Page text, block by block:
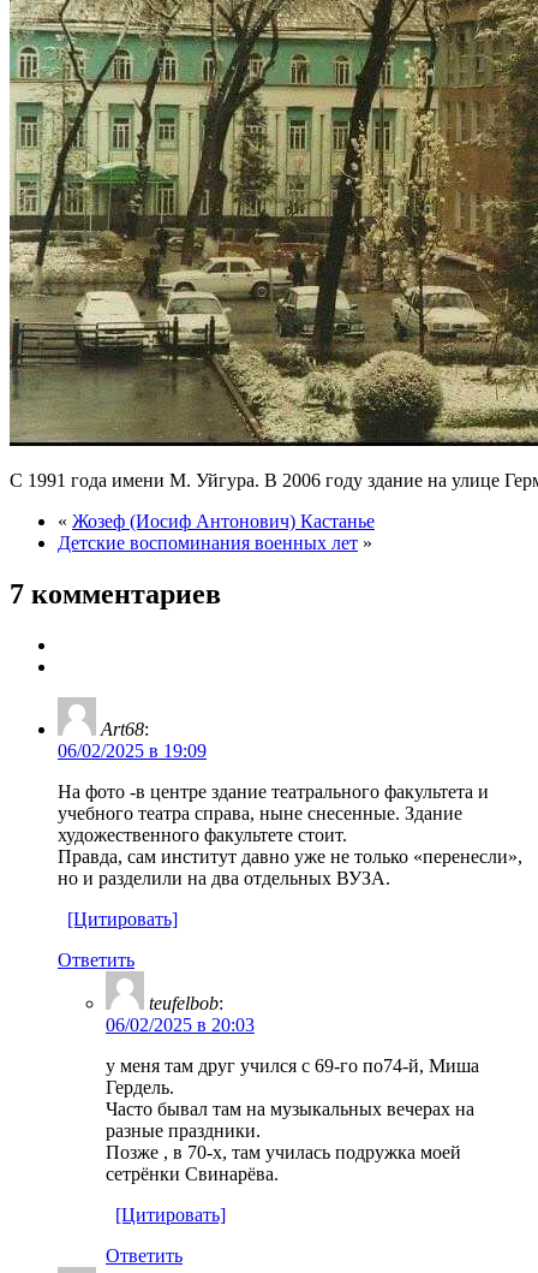
С 1991 года имени М. Уйгура. В 2006 году здание на улице
« Жозеф (Иосиф Антонович) Кастанье
Детские воспоминания военных лет »
7 комментариев
Art68:
06/02/2025 в 19:09
На фото -в центре здание театрального факультета и
учебного театра справа, ныне снесенные. Здание
художественного факультете стоит.
Правда, сам институт давно уже не только «перенесли»,
но и разделили на два отдельных ВУЗА.
[Цитировать]
Ответить
teufelbob:
06/02/2025 в 20:03
у меня там друг учился с 69-го по74-й, Миша
Гердель.
Часто бывал там на музыкальных вечерах на
разные праздники.
Позже , в 70-х, там училась подружка моей
сетрёнки Свинарёва.
[Цитировать]
Ответить